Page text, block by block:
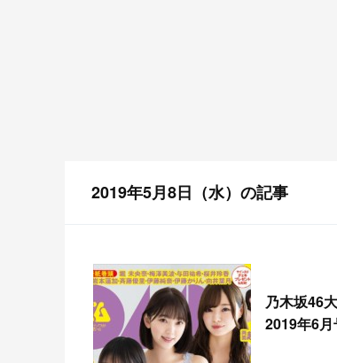
2019年5月8日（水）の記事
乃木坂46
2019年6